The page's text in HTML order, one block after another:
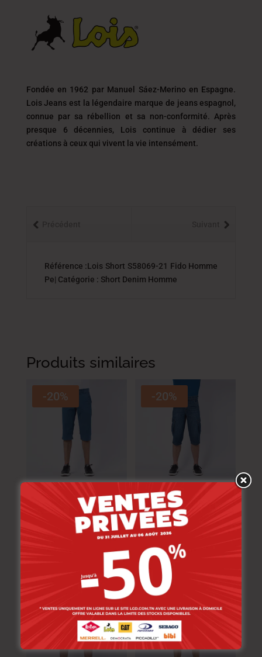
Fondée en 1962 par Manuel Sáez-Merino en Espagne.
Lois Jeans est la légendaire marque de jeans espagnol,
connue par sa rébellion et sa non-conformité. Après
presque 6 décennies, Lois continue à dédier ses
créations à ceux qui vivent la vie intensément.
Référence :Lois Short S58069-21 Fido Homme
Pe| Catégorie : Short Denim Homme
Produits similaires
-20%
Ded-00 Jax Homme
-20%
Lee Cooper Bermuda
Khiva-01 Armel
Homme-Mul Mm.
114.000
91.200
DT